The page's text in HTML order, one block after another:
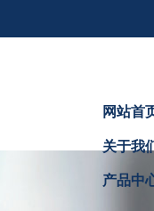
网站首
关于我
产品中